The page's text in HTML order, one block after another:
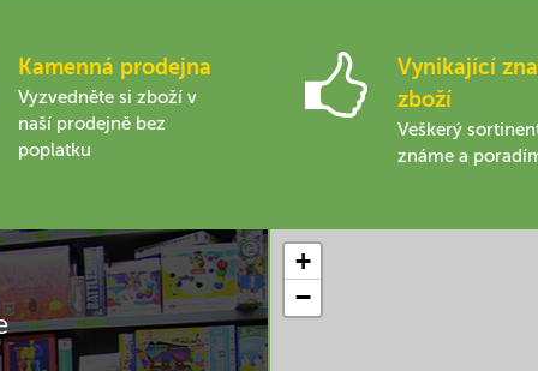
Kamenná prodejna
Vyzvedněte si zboží v
naší prodejně bez
poplatku
Vynikající
zboží
Veškerý
známe a
+
−